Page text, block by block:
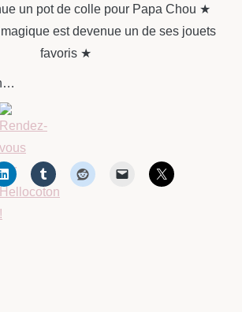
un pot de colle pour Papa Chou ★
est devenue un de ses jouets
favoris ★